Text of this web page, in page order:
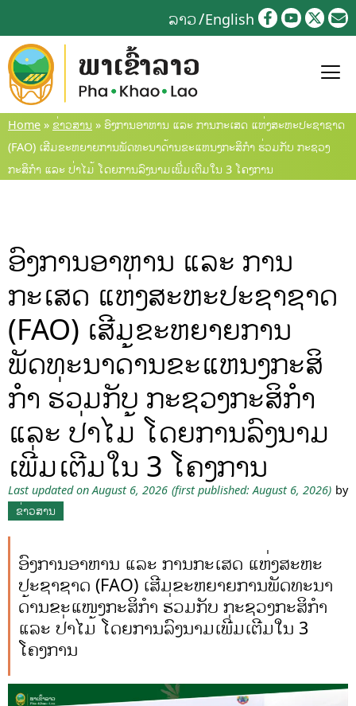
to
content
ລາວ English
Home » ຂ່າວສານ » ອົງການອາຫານ ແລະ ການກະເສດ ແຫ່ງສະຫະປະຊາຊາດ
(FAO) ເສີມຂະຫຍາຍການພັດທະນາດ້ານຂະແຫນງກະສິກໍາ ຮ່ວມກັບ ກະຊວງ
ກະສິກຳ ແລະ ປ່າໄມ້ ໂດຍການລົງນາມເພີ່ມເຕີມໃນ 3 ໂຄງການ
ອົງການອາຫານ ແລະ ການ
ກະເສດ ແຫ່ງສະຫະປະຊາຊາດ
(FAO) ເສີມຂະຫຍາຍການ
ພັດທະນາດ້ານຂະແຫນງກະສິ
ກໍາ ຮ່ວມກັບ ກະຊວງກະສິກຳ
ແລະ ປ່າໄມ້ ໂດຍການລົງນາມ
ເພີ່ມເຕີມໃນ 3 ໂຄງການ
Last updated on August 6, 2026 (first published: August 6, 2026) by
ຂ່າວສານ
ອົງການອາຫານ ແລະ ການກະເສດ ແຫ່ງສະຫະ
ປະຊາຊາດ (FAO) ເສີມຂະຫຍາຍການພັດທະນາ
ດ້ານຂະແໜງກະສິກໍາ ຮ່ວມກັບ ກະຊວງກະສິກຳ
ແລະ ປ່າໄມ້ ໂດຍການລົງນາມເພີ່ມເຕີມໃນ 3
ໂຄງການ